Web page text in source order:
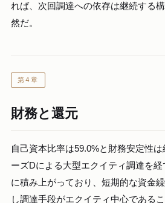
れば、次回調達への依存は継続する
然だ。
第4章
財務と還元
自己資本比率は59.0%と財務安定性
ーズDによる大型エクイティ調達を
に積み上がっており、短期的な資金
し調達手段がエクイティ中心である